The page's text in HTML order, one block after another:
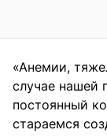
«Анемии,
случае нашей
постоянный
стараемся